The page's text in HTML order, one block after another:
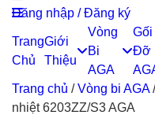
Đăng nhập / Đăng ký
Trang
Chủ
Giới
Thiệu
Vòng
Bi
AGA
Gối
Đỡ
Trang chủ /Vòng bi AGA
nhiệt 6203ZZ/S3 AGA